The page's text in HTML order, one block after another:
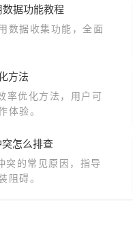
据功能教程
数据收集功能，全面
方法
率优化方法，用户可
体验。
怎么排查
的常见原因，指导
阻碍。